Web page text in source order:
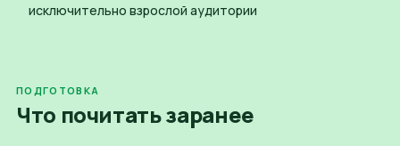
исключительно взрослой аудитории
ПОДГОТОВКА
Что почитатьзаранее